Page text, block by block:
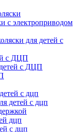
с электроприводом
для детей с
с ДЦП
с ДЦП
с дцп
детей с дцп
дцп
с дцп